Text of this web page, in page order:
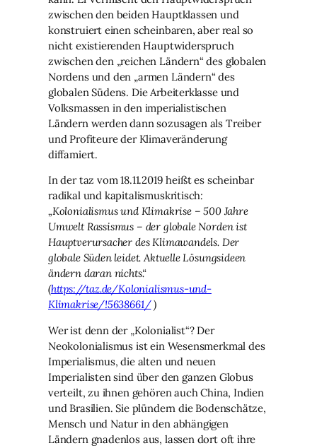
zwischen den beiden Hauptklassen und
konstruiert einen scheinbaren, aber real so
nicht existierenden Hauptwiderspruch
zwischen den „reichen Ländern“ des globalen
Nordens und den „armen Ländern“ des
globalen Südens. Die Arbeiterklasse und
Volksmassen in den imperialistischen
Ländern werden dann sozusagen als Treiber
und Profiteure der Klimaveränderung
diffamiert.
In der taz vom 18.11.2019 heißt es scheinbar
radikal und kapitalismuskritisch:
„Kolonialismus und Klimakrise – 500 Jahre
Umwelt Rassismus – der globale Norden ist
Hauptverursacher des Klimawandels. Der
globale Süden leidet. Aktuelle Lösungsideen
ändern daran nichts.“
(https://taz.de/Kolonialismus-und-
Klimakrise/!5638661/)
Wer ist denn der „Kolonialist“? Der
Neokolonialismus ist ein Wesensmerkmal des
Imperialismus, die alten und neuen
Imperialisten sind über den ganzen Globus
verteilt, zu ihnen gehören auch China, Indien
und Brasilien. Sie plündern die Bodenschätze,
Mensch und Natur in den abhängigen
Ländern gnadenlos aus, lassen dort oft ihre